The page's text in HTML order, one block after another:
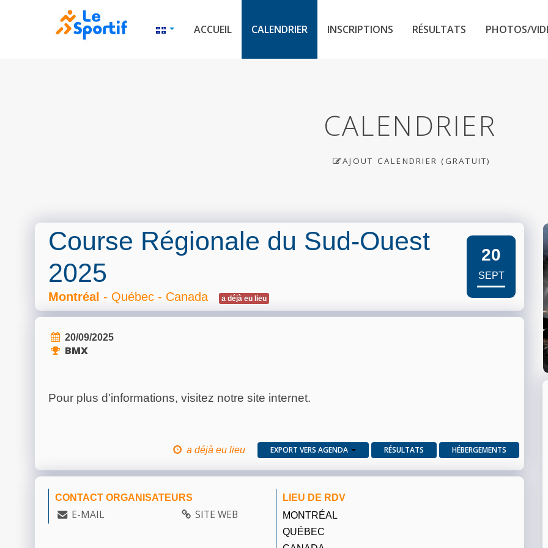
ACCUEIL CALENDRIER INSCRIPTIONS RÉSULTATS PHOTOS/
CALENDRIER
AJOUT CALENDRIER (GRATUIT)
Course Régionale du Sud-Ouest
2025
Montréal - Québec - Canada a déjà eu lieu
20
SEPT
20/09/2025
BMX
Pour plus d'informations, visitez notre site internet.
a déjà eu lieu EXPORT VERS AGENDA RÉSULTATS HÉBERGEMENTS
CONTACT ORGANISATEURS
E-MAIL SITE WEB
LIEU DE RDV
MONTRÉAL
QUÉBEC